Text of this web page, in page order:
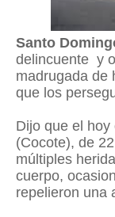
Santo
delincuente y
madrugada de
que los
Dijo que el hoy
(Cocote), de
múltiples
cuerpo,
repelieron una